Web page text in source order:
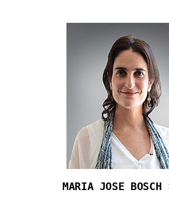
MARIA JOSE